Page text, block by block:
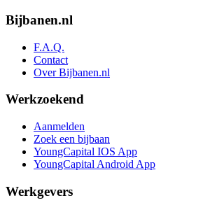
Bijbanen.nl
F.A.Q.
Contact
Over Bijbanen.nl
Werkzoekend
Aanmelden
Zoek een bijbaan
YoungCapital IOS App
YoungCapital Android App
Werkgevers